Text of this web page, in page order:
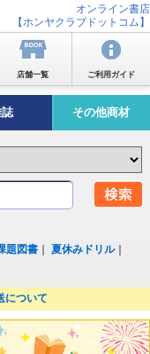
オンライン書店
【ホンヤクラブドットコム】
店舗一覧 ご利用ガイド
その他商材
題図書 ｜夏休みドリル｜
について